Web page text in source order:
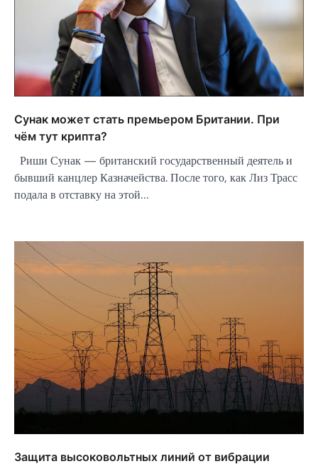
Сунак может стать премьером Британии. При
чём тут крипта?
Риши Сунак — британский государственный деятель и
бывший канцлер Казначейства. После того, как Лиз Трасс
подала в отставку на этой…
Защита высоковольтных линий от вибрации